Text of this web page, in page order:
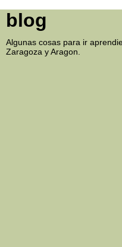
blog
Algunas cosas para ir
Zaragoza y Aragon.